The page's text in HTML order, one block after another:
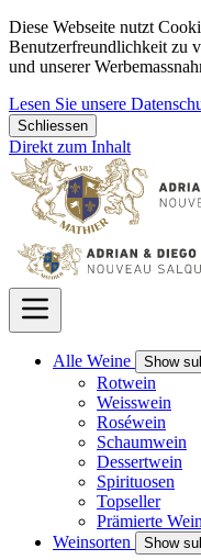
Diese Webseite nutzt
Benutzerfreundlichkeit zu
und unserer
Lesen Sie unsere
Schliessen
Direkt zum Inhalt
Alle Weine Show
Rotwein
Weisswein
Roséwein
Schaumwein
Dessertwein
Spirituosen
Topseller
Prämierte
Weinsorten
Show